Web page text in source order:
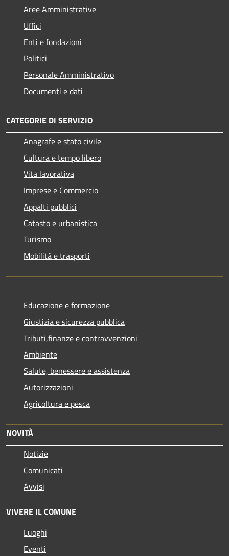
Aree Amministrative
Uffici
Enti e fondazioni
Politici
Personale Amministrativo
Documenti e dati
CATEGORIE DI SERVIZIO
Anagrafe e stato civile
Cultura e tempo libero
Vita lavorativa
Imprese e Commercio
Appalti pubblici
Catasto e urbanistica
Turismo
Mobilità e trasporti
Educazione e formazione
Giustizia e sicurezza pubblica
Tributi,finanze e contravvenzioni
Ambiente
Salute, benessere e assistenza
Autorizzazioni
Agricoltura e pesca
NOVITÀ
Notizie
Comunicati
Avvisi
VIVERE IL COMUNE
Luoghi
Eventi